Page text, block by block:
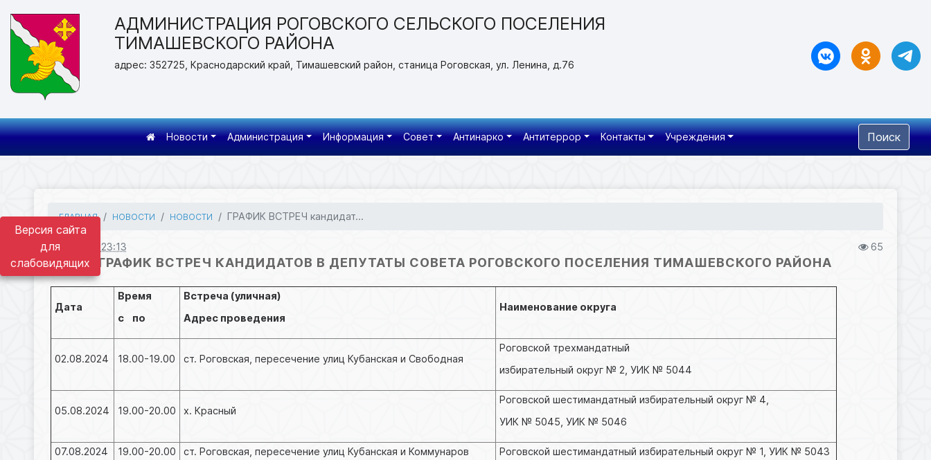
Версия сайта
для
слабовидящих
АДМИНИСТРАЦИЯ РОГОВСКОГО СЕЛЬСКОГО ПОСЕЛЕНИЯ
ТИМАШЕВСКОГО РАЙОНА
адрес: 352725, Краснодарский край, Тимашевский район, станица Роговская, ул. Ленина, д.76
Новости Администрация Информация Совет Антинарко Антитеррор Контакты Учреждения Поиск
ГЛАВНАЯ НОВОСТИ НОВОСТИ ГРАФИК ВСТРЕЧ кандидат...
31.10.2024 23:13 65
ГРАФИК ВСТРЕЧ КАНДИДАТОВ В ДЕПУТАТЫ СОВЕТА РОГОВСКОГО ПОСЕЛЕНИЯ ТИМАШЕВСКОГО РАЙОНА
Дата
Время
с по
Встреча (уличная)
Адрес проведения
Наименование округа
02.08.2024 18.00-19.00 ст. Роговская, пересечение улиц Кубанская и Свободная
Роговской трехмандатный
избирательный округ № 2, УИК № 5044
05.08.2024 19.00-20.00 х. Красный
Роговской шестимандатный избирательный округ № 4,
УИК № 5045, УИК № 5046
07.08.2024 19.00-20.00 ст. Роговская, пересечение улиц Кубанская и Коммунаров Роговской шестимандатный избирательный округ № 1, УИК № 5043